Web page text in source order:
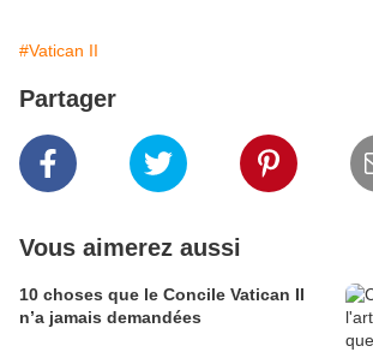
#Vatican II
Partager
Vous aimerez aussi
10 choses que le Concile Vatican II
n’a jamais demandées